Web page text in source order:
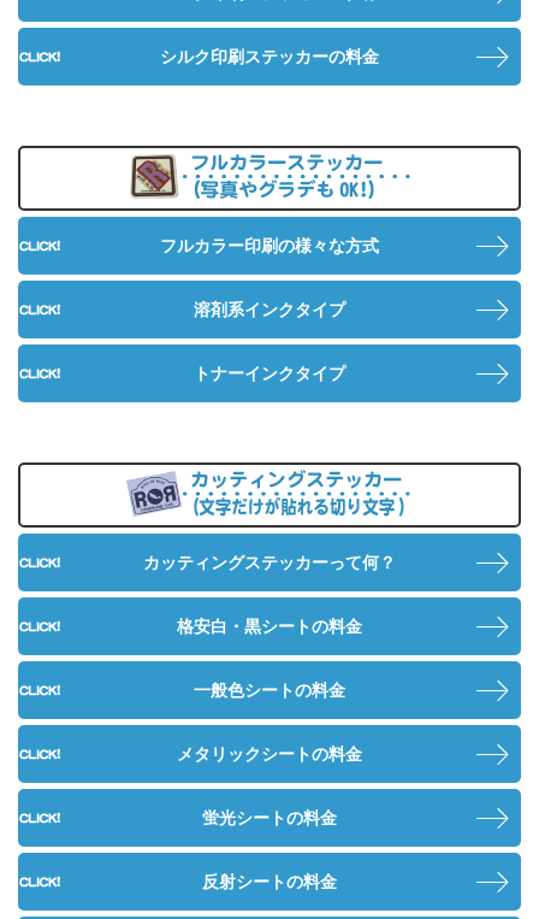
シルク印刷ステッカーの料金
フルカラー印刷の様々な方式
溶剤系インクタイプ
トナーインクタイプ
カッティングステッカーって何？
格安白・黒シートの料金
一般色シートの料金
メタリックシートの料金
蛍光シートの料金
反射シートの料金